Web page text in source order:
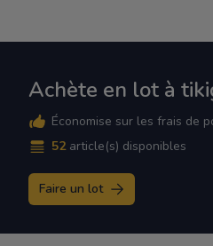
Achète en lot à
Économise sur les frais de
52 article(s) disponibles
Faire un lot